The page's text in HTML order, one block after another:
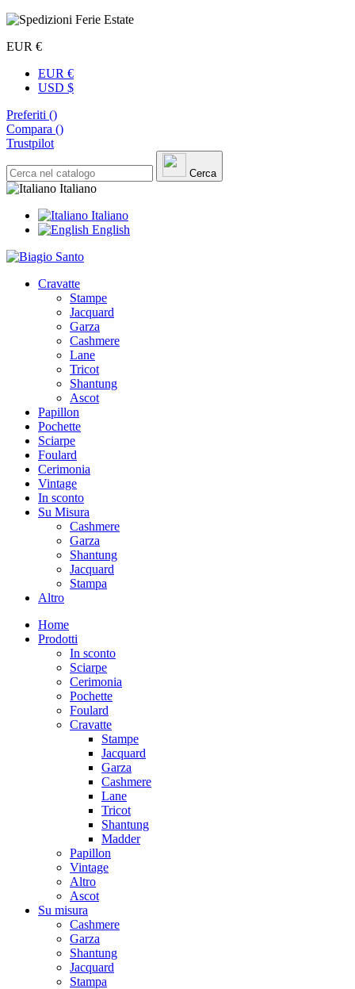
EUR €
EUR €
USD $
Preferiti ()
Compara ()
Trustpilot
Cerca
Italiano
Italiano
English
Cravatte
Stampe
Jacquard
Garza
Cashmere
Lane
Tricot
Shantung
Ascot
Papillon
Pochette
Sciarpe
Foulard
Cerimonia
Vintage
In sconto
Su Misura
Cashmere
Garza
Shantung
Jacquard
Stampa
Altro
Home
Prodotti
In sconto
Sciarpe
Cerimonia
Pochette
Foulard
Cravatte
Stampe
Jacquard
Garza
Cashmere
Lane
Tricot
Shantung
Madder
Papillon
Vintage
Altro
Ascot
Su misura
Cashmere
Garza
Shantung
Jacquard
Stampa